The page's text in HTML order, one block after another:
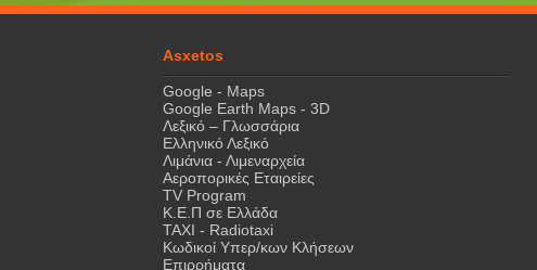
Asxetos
Google - Maps
Google Earth Maps - 3D
Λεξικό – Γλωσσάρια
Ελληνικό Λεξικό
Λιμάνια - Λιμεναρχεία
Αεροπορικές Εταιρείες
TV Program
Κ.Ε.Π σε Ελλάδα
ΤΑΧΙ - Radiotaxi
Κωδικοί Υπερ/κων Κλήσεων
Επιρρήματα